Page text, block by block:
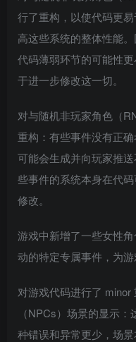
行了重构，以使代码更
高这些系统的整体性能
代码薄弱环节的可能性
于进一步修改这一切。
对与随机非玩家角色（
重构：有些事件没有正
可能会生成并向玩家推
些事件的系统本身在代
修改。
游戏中新增了一些女性
动的特定专属事件，为游
对游戏代码进行了
（NPCs）场景的显示
种错误和异常更少，场